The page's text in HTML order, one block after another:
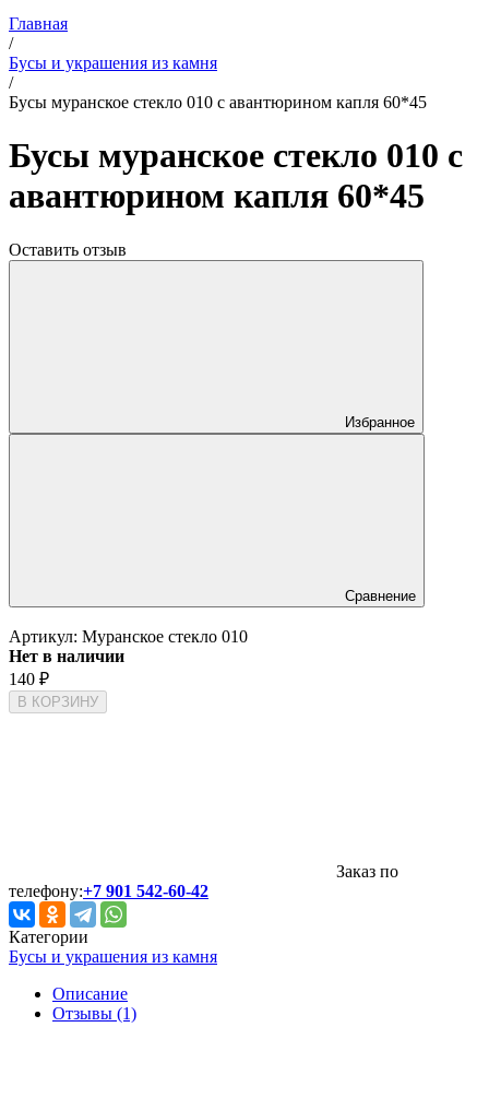
Главная
/
Бусы и украшения из камня
/
Бусы муранское стекло 010 с авантюрином капля 60*45
Бусы муранское стекло 010 с
авантюрином капля 60*45
Оставить отзыв
Избранное
Сравнение
Артикул: Муранское стекло 010
Нет в наличии
140 ₽
В КОРЗИНУ
Заказ по
телефону:+7 901 542-60-42
Категории
Бусы и украшения из камня
Описание
Отзывы (1)